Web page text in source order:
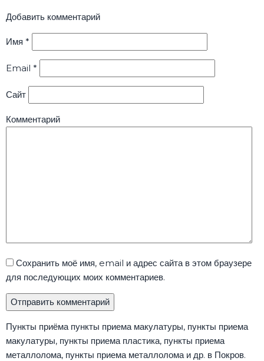
Добавить комментарий
Имя *
Email *
Сайт
Комментарий
Сохранить моё имя, email и адрес сайта в этом браузере
для последующих моих комментариев.
Пункты приёма пункты приема макулатуры, пункты приема
макулатуры, пункты приема пластика, пункты приема
металлолома, пункты приема металлолома и др. в Покров.